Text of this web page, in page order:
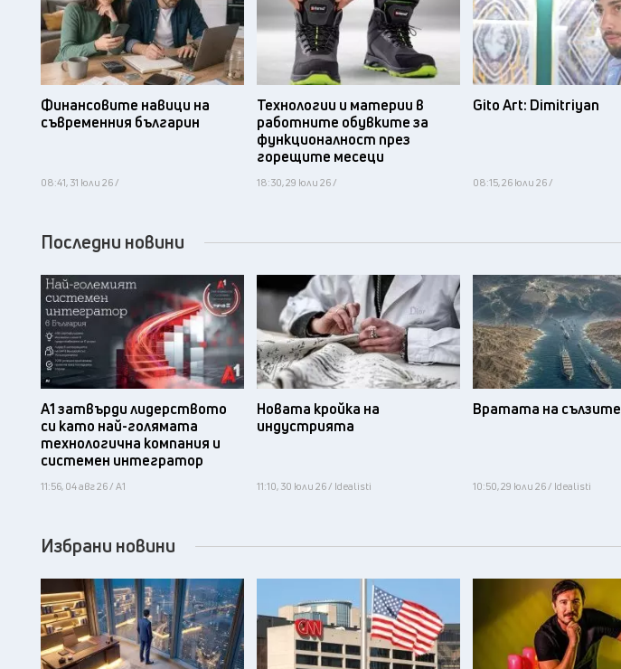
Финансовите навици на
съвременния българин
08:41, 31 юли 26 /
Технологии и материи в
работните обувките за
функционалност през
горещите месеци
18:30, 29 юли 26 /
Gito Art: Dimitriyan
08:15, 26 юли 26 /
Последни новини
А1 затвърди лидерството
си като най-голямата
технологична компания и
системен интегратор
11:56, 04 авг 26 / А1
Новата кройка на
индустрията
11:10, 30 юли 26 / Idealisti
Вратата на сълзите
10:50, 29 юли 26 / Idealisti
Избрани новини